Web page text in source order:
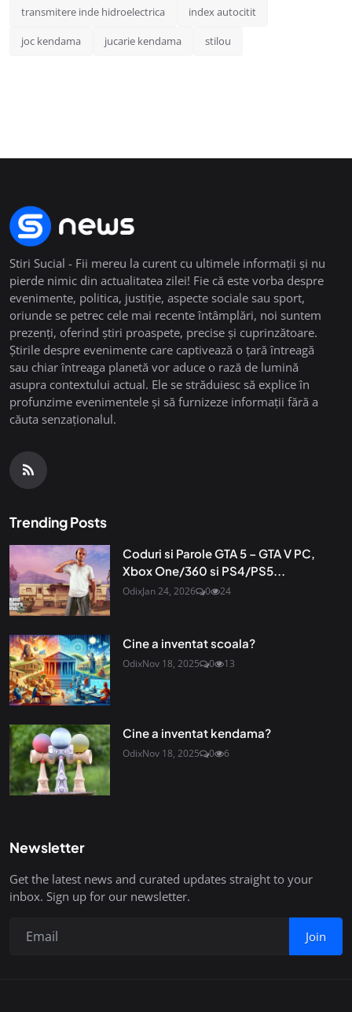
transmitere inde hidroelectrica index autocitit
joc kendama jucarie kendama stilou
Stiri Sucial - Fii mereu la curent cu ultimele informații și nu
pierde nimic din actualitatea zilei! Fie că este vorba despre
evenimente, politica, justiție, aspecte sociale sau sport,
oriunde se petrec cele mai recente întâmplări, noi suntem
prezenți, oferind știri proaspete, precise și cuprinzătoare.
Știrile despre evenimente care captivează o țară întreagă
sau chiar întreaga planetă vor aduce o rază de lumină
asupra contextului actual. Ele se străduiesc să explice în
profunzime evenimentele și să furnizeze informații fără a
căuta senzaționalul.
Trending Posts
Coduri si Parole GTA 5 – GTA V PC,
Xbox One/360 si PS4/PS5...
OdixJan 24, 2026 0 24
Cine a inventat scoala?
OdixNov 18, 2025 0 13
Cine a inventat kendama?
OdixNov 18, 2025 0 6
Newsletter
Get the latest news and curated updates straight to your
inbox. Sign up for our newsletter.
Join